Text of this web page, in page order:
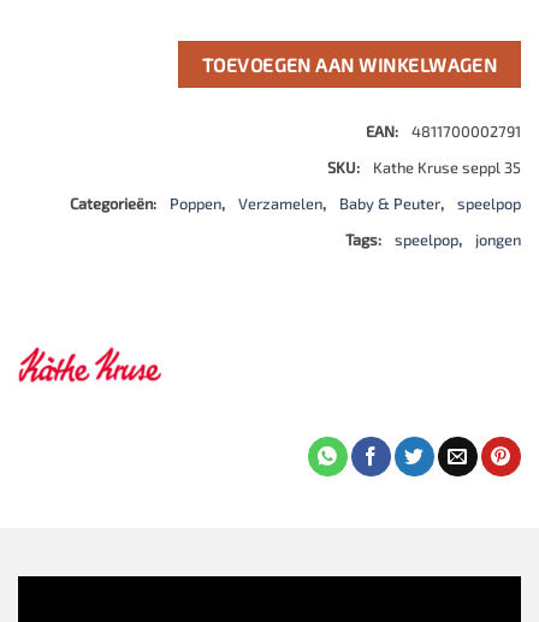
TOEVOEGEN AAN WINKELWAGEN
EAN:
4811700002791
SKU:
Kathe Kruse seppl 35
Categorieën:
Poppen, Verzamelen, Baby & Peuter,
speelpop
Tags:
speelpop, jongen